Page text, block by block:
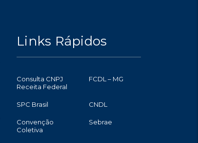
Links Rápidos
Consulta CNPJ
Receita Federal
FCDL – MG
SPC Brasil CNDL
Convenção
Coletiva
Sebrae